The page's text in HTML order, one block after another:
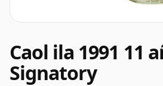
Caol ila 1991 11
Signatory